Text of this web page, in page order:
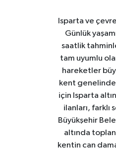
Isparta ve
Günlük
saatlik
tam uyumlu
hareketler
kent
için Isparta
ilanları, farklı
Büyükşehir
altında
kentin can